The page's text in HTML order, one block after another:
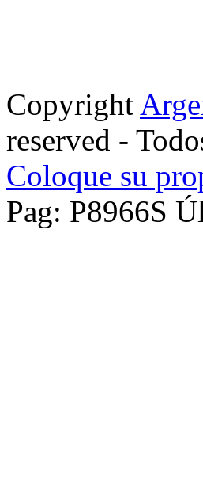
Copyright
reserved -
Coloque su
Pag: P8966S